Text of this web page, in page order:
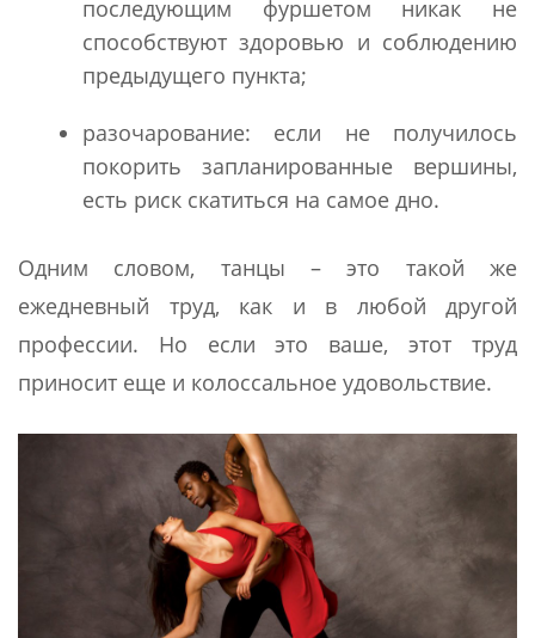
последующим фуршетом никак не
способствуют здоровью и соблюдению
предыдущего пункта;
разочарование: если не получилось
покорить запланированные вершины,
есть риск скатиться на самое дно.
Одним словом, танцы – это такой же
ежедневный труд, как и в любой другой
профессии. Но если это ваше, этот труд
приносит еще и колоссальное удовольствие.